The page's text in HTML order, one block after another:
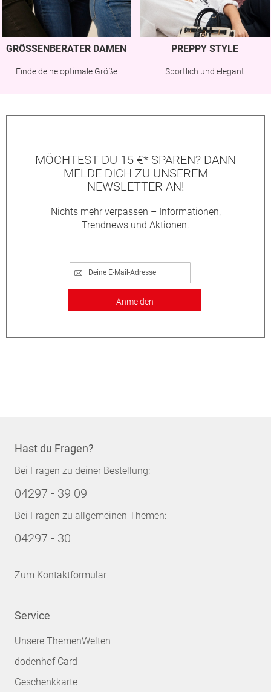
GRÖSSENBERATER DAMEN
Finde deine optimale Größe
PREPPY STYLE
Sportlich und elegant
MÖCHTEST DU 15 €* SPAREN? DANN
MELDE DICH ZU UNSEREM
NEWSLETTER AN!
Nichts mehr verpassen – Informationen,
Trendnews und Aktionen.
Anmelden
Hast du Fragen?
Bei Fragen zu deiner Bestellung:
04297 - 39 09
Bei Fragen zu allgemeinen Themen:
04297 - 30
Zum Kontaktformular
Service
Unsere ThemenWelten
dodenhof Card
Geschenkkarte